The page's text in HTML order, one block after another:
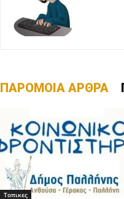
ΠΑΡΟΜΟΙΑ ΑΡΘΡΑ
Τοπικες